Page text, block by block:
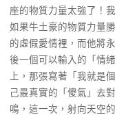
座的物質力量太強了！
如果牛土豪的物質力量
的虛假愛情裡，而他將
後一個可以輸入的「情
上，那張寫著「我就是
己最真實的「傻氣」去
鳴，這一次，射向天空